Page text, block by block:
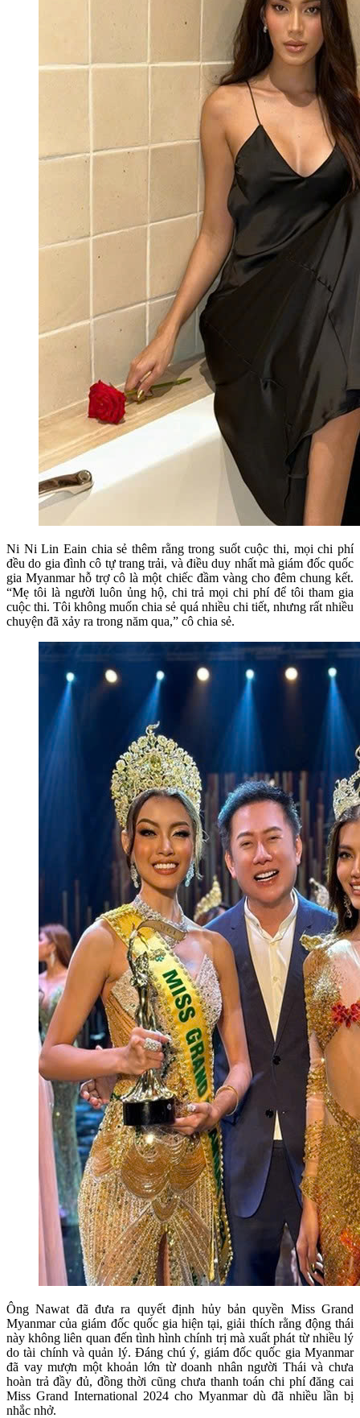
Ni Ni Lin Eain chia sẻ thêm rằng trong suốt cuộc thi, mọi chi phí
đều do gia đình cô tự trang trải, và điều duy nhất mà giám đốc quốc
gia Myanmar hỗ trợ cô là một chiếc đầm vàng cho đêm chung kết.
“Mẹ tôi là người luôn ủng hộ, chi trả mọi chi phí để tôi tham gia
cuộc thi. Tôi không muốn chia sẻ quá nhiều chi tiết, nhưng rất nhiều
chuyện đã xảy ra trong năm qua,” cô chia sẻ.
Ông Nawat đã đưa ra quyết định hủy bản quyền Miss Grand
Myanmar của giám đốc quốc gia hiện tại, giải thích rằng động thái
này không liên quan đến tình hình chính trị mà xuất phát từ nhiều lý
do tài chính và quản lý. Đáng chú ý, giám đốc quốc gia Myanmar
đã vay mượn một khoản lớn từ doanh nhân người Thái và chưa
hoàn trả đầy đủ, đồng thời cũng chưa thanh toán chi phí đăng cai
Miss Grand International 2024 cho Myanmar dù đã nhiều lần bị
nhắc nhở.